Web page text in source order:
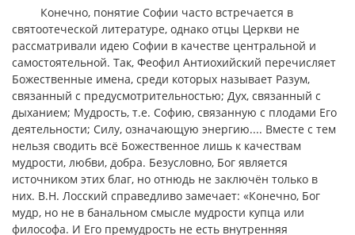
Конечно, понятие Софии часто встречается в
святоотеческой литературе, однако отцы Церкви не
рассматривали идею Софии в качестве центральной и
самостоятельной. Так, Феофил Антиохийский перечисляет
Божественные имена, среди которых называет Разум,
связанный с предусмотрительностью; Дух, связанный с
дыханием; Мудрость, т.е. Софию, связанную с плодами Его
деятельности; Силу, означающую энергию.... Вместе с тем
нельзя сводить всё Божественное лишь к качествам
мудрости, любви, добра. Безусловно, Бог является
источником этих благ, но отнюдь не заключён только в
них. В.Н. Лосский справедливо замечает: «Конечно, Бог
мудр, но не в банальном смысле мудрости купца или
философа. И Его премудрость не есть внутренняя